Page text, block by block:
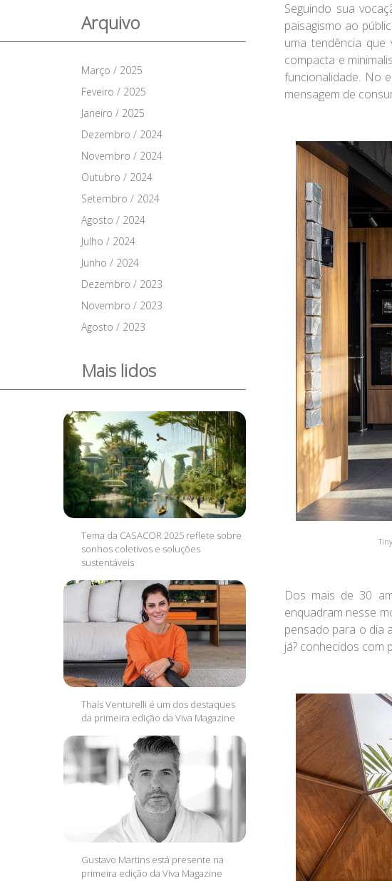
Arquivo
Março / 2025
Feveiro / 2025
Janeiro / 2025
Dezembro / 2024
Novembro / 2024
Outubro / 2024
Setembro / 2024
Agosto / 2024
Julho / 2024
Junho / 2024
Dezembro / 2023
Novembro / 2023
Agosto / 2023
Mais lidos
Tema da CASACOR 2025 reflete sobre
sonhos coletivos e soluções
sustentáveis
Thaís Venturelli é um dos destaques
da primeira edição da Viva Magazine
Gustavo Martins está presente na
primeira edição da Viva Magazine
Seguindo sua
paisagismo ao
uma tendência
compacta e
funcionalidade. No
mensagem de
Dos mais de 30
enquadram nesse
pensado para o dia
já? conhecidos com